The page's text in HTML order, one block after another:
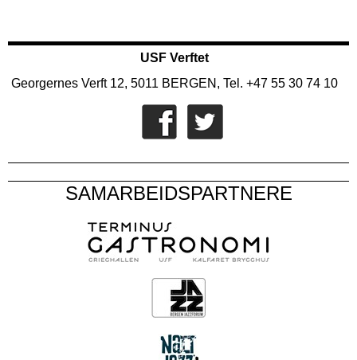
USF Verftet
Georgernes Verft 12, 5011 BERGEN, Tel. +47 55 30 74 10
SAMARBEIDSPARTNERE